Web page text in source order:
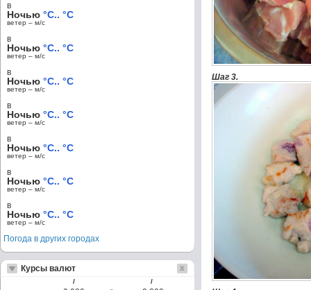
Шаг 3.
в
Ночью °C.. °C
ветер – м/c
в
Ночью °C.. °C
ветер – м/c
в
Ночью °C.. °C
ветер – м/c
в
Ночью °C.. °C
ветер – м/c
в
Ночью °C.. °C
ветер – м/c
в
Ночью °C.. °C
ветер – м/c
в
Ночью °C.. °C
ветер – м/c
Погода в других городах
Курсы валют
/ /